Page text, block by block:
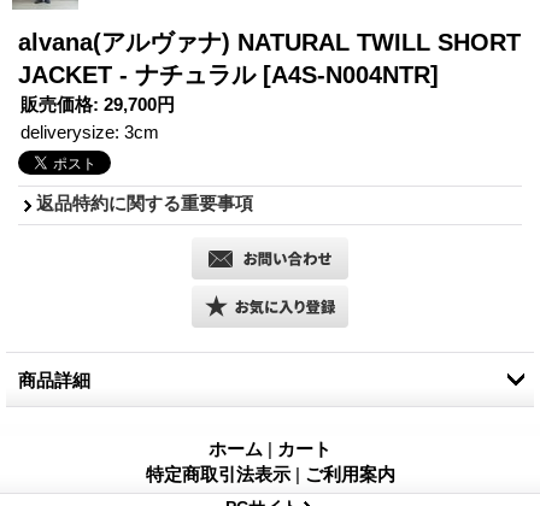
alvana(アルヴァナ) NATURAL TWILL SHORT
JACKET - ナチュラル [A4S-N004NTR]
販売価格: 29,700円
deliverysize: 3cm
返品特約に関する重要事項
商品詳細
「無垢」に限りなく近いオーガニックのツイル生地を採用。
ホーム | カート
特定商取引法表示 | ご利用案内